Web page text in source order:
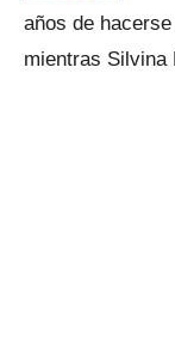
años de
mientras Silvina